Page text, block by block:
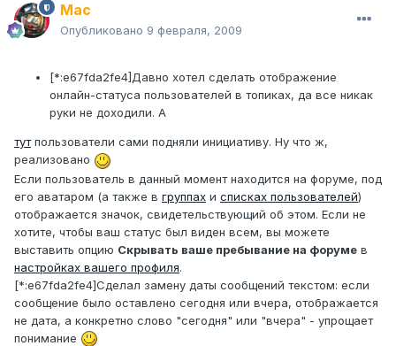
Mac
Опубликовано 9 февраля, 2009
[*:e67fda2fe4]Давно хотел сделать отображение
онлайн-статуса пользователей в топиках, да все никак
руки не доходили. А
тутпользователи сами подняли инициативу. Ну что ж,
реализовано
Если пользователь в данный момент находится на форуме, под
его аватаром (а также в группах и списках пользователей)
отображается значок, свидетельствующий об этом. Если не
хотите, чтобы ваш статус был виден всем, вы можете
выставить опцию Скрывать ваше пребывание на форуме в
настройках вашего профиля.
[*:e67fda2fe4]Сделал замену даты сообщений текстом: если
сообщение было оставлено сегодня или вчера, отображается
не дата, а конкретно слово "сегодня" или "вчера" - упрощает
понимание